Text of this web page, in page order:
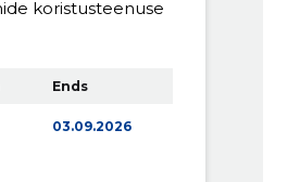
koristusteenuse
Ends
03.09.2026